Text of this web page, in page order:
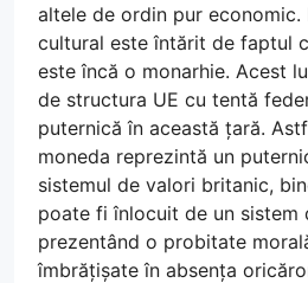
altele de ordin pur
cultural este întărit de faptul
este încă o monarhie. Acest
de structura UE cu tentă
puternică în această țară.
moneda reprezintă un
sistemul de valori britanic,
poate fi înlocuit de un sistem
prezentând o probitate
îmbrățișate în absența